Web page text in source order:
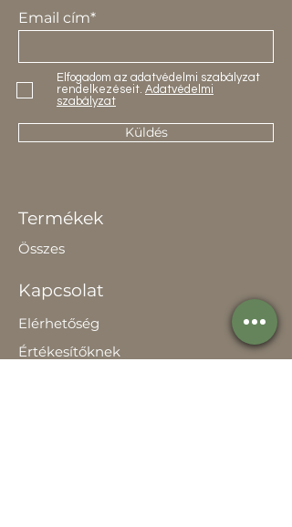
Email cím*
Elfogadom az adatvédelmi szabályzat
rendelkezéseit. Adatvédelmi
szabályzat
Küldés
Termékek
Összes
Kapcsolat
Elérhetőség
Értékesítőknek